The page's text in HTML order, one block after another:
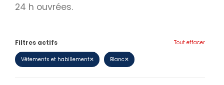
Calendriers
24 h ouvrées.
Filtres actifs Tout effacer
Vêtements et habillement✕ Blanc✕